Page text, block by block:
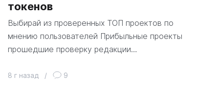
токенов
Выбирай из проверенных ТОП проектов по
мнению пользователей Прибыльные проекты
прошедшие проверку редакции…
8 г назад / 9